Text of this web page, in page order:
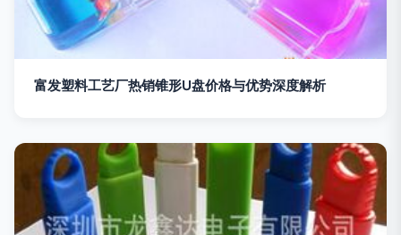
富发塑料工艺厂热销锥形U盘价格与优势深度解析